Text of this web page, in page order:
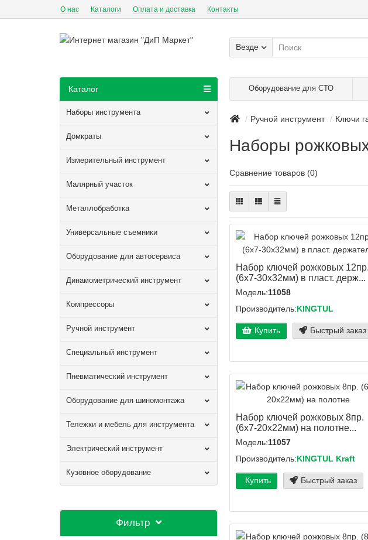
О нас Каталоги Оплата и доставка Контакты
Везде
Оборудование для СТО
Каталог
Наборы инструмента
Домкраты
Измерительный инструмент
Малярный участок
Металлобработка
Универсальные съемники
Оборудование для автосервиса
Динамометрический инструмент
Компрессоры
Ручной инструмент
Специальный инструмент
Пневматический инструмент
Оборудование для шиномонтажа
Тележки и мебель для инструмента
Электрический инструмент
Кузовное оборудование
Ручной инструмент Ключи
Фильтр
Наборы
Сравнение товаров (0)
Набор ключей рожковых 12пр.
(6х7-30х32мм) в пласт. держ...
Модель:11058
Производитель:KINGTUL
Купить Быстрый заказ
Набор ключей рожковых 8пр.
(6х7-20х22мм) на полотне...
Модель:11057
Производитель:KINGTUL Kraft
Купить Быстрый заказ